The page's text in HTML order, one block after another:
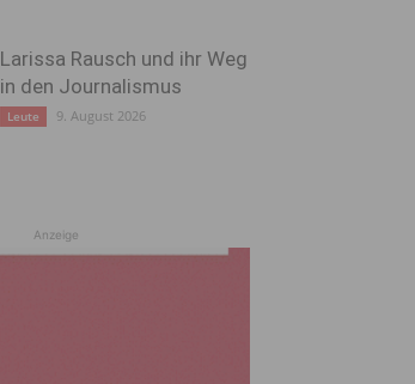
Larissa Rausch und ihr Weg
in den Journalismus
Leute 9. August 2026
Anzeige